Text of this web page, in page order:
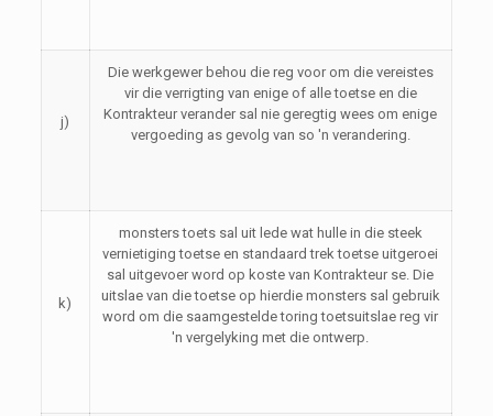
j)
Die werkgewer behou die reg voor om die vereistes
vir die verrigting van enige of alle toetse en die
Kontrakteur verander sal nie geregtig wees om enige
vergoeding as gevolg van so 'n verandering.
k)
monsters toets sal uit lede wat hulle in die steek
vernietiging toetse en standaard trek toetse uitgeroei
sal uitgevoer word op koste van Kontrakteur se. Die
uitslae van die toetse op hierdie monsters sal gebruik
word om die saamgestelde toring toetsuitslae reg vir
'n vergelyking met die ontwerp.